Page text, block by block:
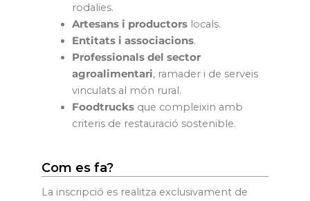
rodalies.
Artesans i productorslocals.
Entitats i associacions.
Professionals del sector
agroalimentari, ramader i de serveis
vinculats al món rural.
Foodtrucksque compleixin amb
criteris de restauració sostenible.
Com es fa?
La inscripció es realitza exclusivament de